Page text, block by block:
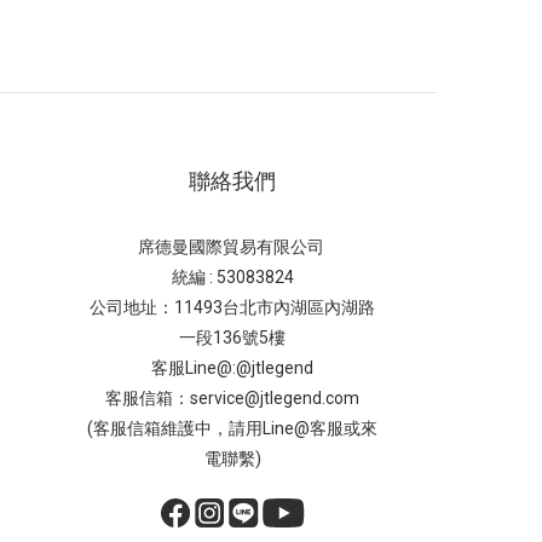
聯絡我們
席德曼國際貿易有限公司
統編 : 53083824
公司地址：11493台北市內湖區內湖路
一段136號5樓
客服Line@:@jtlegend
客服信箱：service@jtlegend.com
(客服信箱維護中，請用Line@客服或來
電聯繫)